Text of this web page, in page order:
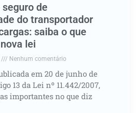
seguro de
do transportador
saiba o que
lei
Nenhum comentário
em 20 de junho de
13 da Lei nº 11.442/2007,
importantes no que diz